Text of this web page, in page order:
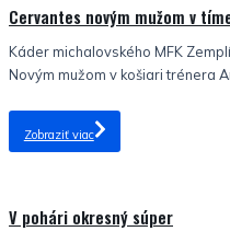
Cervantes novým mužom v
Káder michalovského MFK
Novým mužom v košiari trénera
Zobraziť viac
V pohári okresný súper